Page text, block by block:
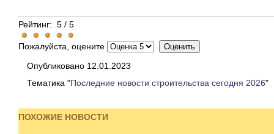
Рейтинг: 5 / 5
Пожалуйста, оцените
Опубликовано 12.01.2023
Тематика "Последние новости строительства сегодня 2026"
ПОХОЖИЕ НОВОСТИ